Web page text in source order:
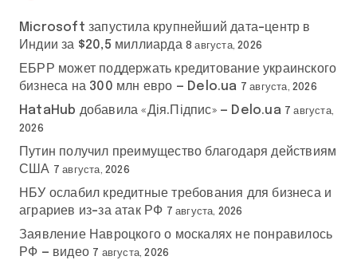
Microsoft запустила крупнейший дата-центр в
Индии за $20,5 миллиарда 8 августа, 2026
ЕБРР может поддержать кредитование украинского
бизнеса на 300 млн евро — Delo.ua 7 августа, 2026
HataHub добавила «Дія.Підпис» — Delo.ua 7 августа,
2026
Путин получил преимущество благодаря действиям
США 7 августа, 2026
НБУ ослабил кредитные требования для бизнеса и
аграриев из-за атак РФ 7 августа, 2026
Заявление Навроцкого о москалях не понравилось
РФ — видео 7 августа, 2026